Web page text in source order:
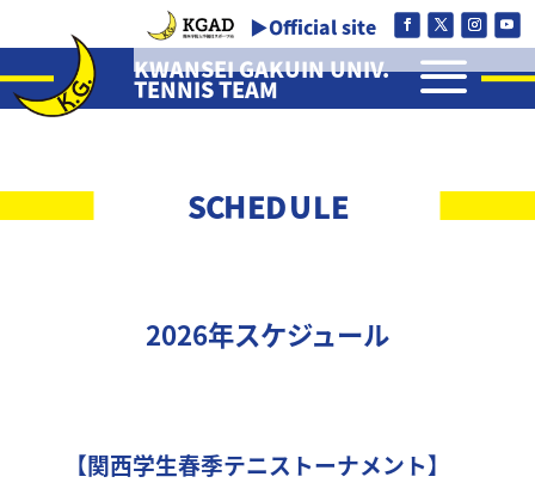
▶Official site
KWANSEI GAKUIN UNIV.
TENNIS TEAM a
SCHEDULE
2026年スケジュール
【関西学生春季テニストーナメント】